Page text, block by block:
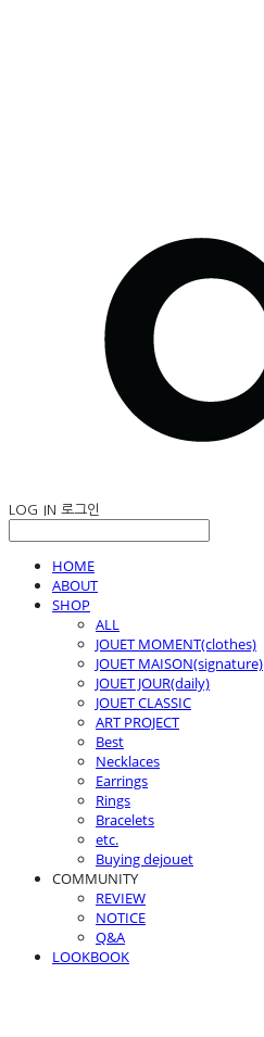
LOG IN 로그인
HOME
ABOUT
SHOP
ALL
JOUET MOMENT(clothes)
JOUET MAISON(signature)
JOUET JOUR(daily)
JOUET CLASSIC
ART PROJECT
Best
Necklaces
Earrings
Rings
Bracelets
etc.
Buying dejouet
COMMUNITY
REVIEW
NOTICE
Q&A
LOOKBOOK